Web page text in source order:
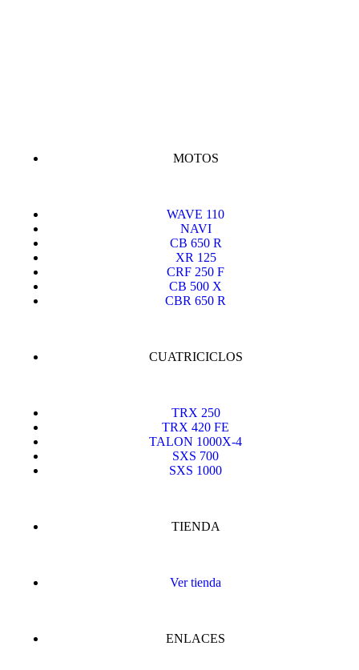
MOTOS
WAVE 110
NAVI
CB 650 R
XR 125
CRF 250 F
CB 500 X
CBR 650 R
CUATRICICLOS
TRX 250
TRX 420 FE
TALON 1000X-4
SXS 700
SXS 1000
TIENDA
Ver tienda
ENLACES